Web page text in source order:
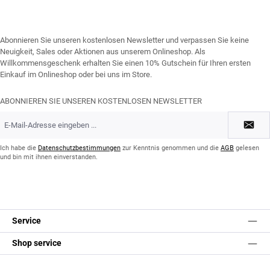
Abonnieren Sie unseren kostenlosen Newsletter und verpassen Sie keine
Neuigkeit, Sales oder Aktionen aus unserem Onlineshop. Als
Willkommensgeschenk erhalten Sie einen 10% Gutschein für Ihren ersten
Einkauf im Onlineshop oder bei uns im Store.
ABONNIEREN SIE UNSEREN KOSTENLOSEN NEWSLETTER
Mail-
*Ich habe die Datenschutzbestimmungen zur Kenntnis genommen und die AGB gelesen
und bin mit ihnen einverstanden.
Service
Shop service